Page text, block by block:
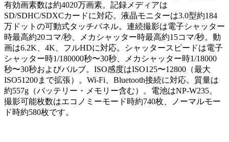
有効画素数は約4020万画素。記録メディアは
SD/SDHC/SDXCカードに対応。液晶モニターは3.0型約184
万ドットの可動式タッチパネル。連続撮影は電子シャッター
時最高約20コマ/秒、メカシャッター時最高約15コマ/秒。動
画は6.2K、4K、フルHDに対応。シャッタースピードは電子
シャッター時1/180000秒〜30秒、メカシャッター時1/18000
秒〜30秒およびバルブ。ISO感度はISO125〜12800（最大
ISO51200まで拡張）。Wi-Fi、Bluetooth接続に対応。質量は
約557g（バッテリー・メモリー含む）。電池はNP-W235。
撮影可能枚数はエコノミーモード時約740枚、ノーマルモー
ド時約580枚です。